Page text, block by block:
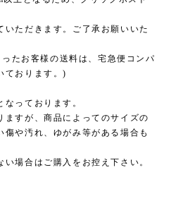
ただきます。ご了承お願いいた
たお客様の送料は、宅急便コンパ
ております。)
っております。
ますが、商品によってのサイズの
や汚れ、ゆがみ等がある場合も
場合はご購入をお控え下さい。